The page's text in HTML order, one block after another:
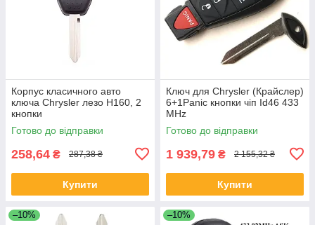
Корпус класичного авто
ключа Chrysler лезо Н160, 2
кнопки
Готово до відправки
258,64 ₴ 287,38 ₴
Купити
Ключ для Chrysler (Крайслер)
6+1Panic кнопки чіп Id46 433
MHz
Готово до відправки
1 939,79 ₴ 2 155,32 ₴
Купити
–10% –10%